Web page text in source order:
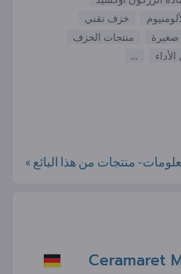
خزف تقني
منتجات الخزف
...
منتجات من هذا البائع »
Ceramaret